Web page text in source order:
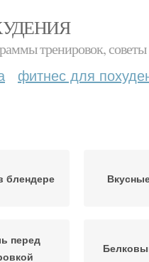
тренировок, советы
фитнес для
блендере
перед